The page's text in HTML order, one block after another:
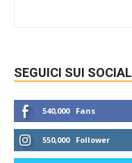
SEGUICI SUI SOCIAL
540,000 Fans
550,000 Follower